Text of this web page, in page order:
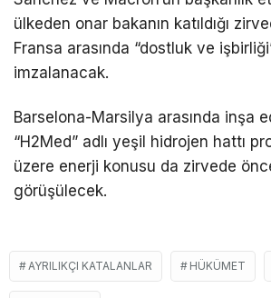
ülkeden onar bakanın katıldığı
Fransa arasında “dostluk ve
imzalanacak.
Barselona-Marsilya arasında inşa
“H2Med” adlı yeşil hidrojen hattı
üzere enerji konusu da zirvede
görüşülecek.
AYRILIKÇI KATALANLAR HÜKÜMET